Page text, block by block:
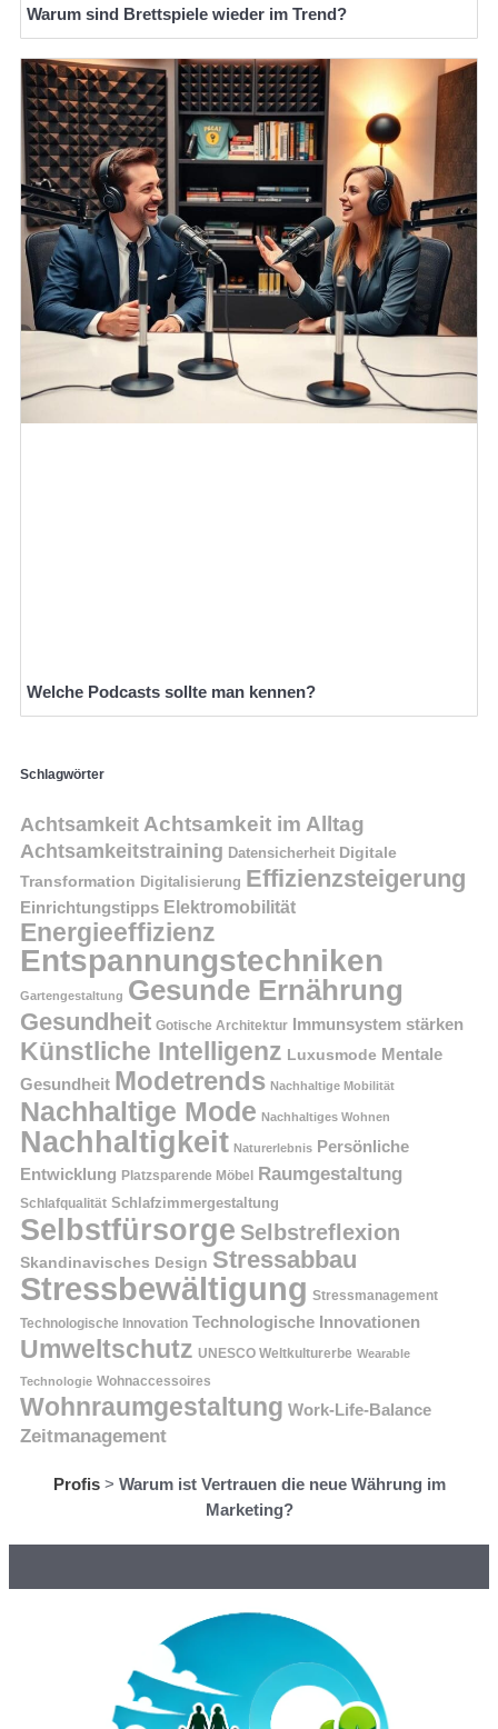
Warum sind Brettspiele wieder im Trend?
Welche Podcasts sollte man kennen?
Schlagwörter
Achtsamkeit Achtsamkeit im Alltag
Achtsamkeitstraining Datensicherheit Digitale
Transformation Digitalisierung Effizienzsteigerung
Einrichtungstipps Elektromobilität
Energieeffizienz
Entspannungstechniken
Gartengestaltung Gesunde Ernährung
Gesundheit Gotische Architektur Immunsystem stärken
Künstliche Intelligenz Luxusmode Mentale
Gesundheit Modetrends Nachhaltige Mobilität
Nachhaltige Mode Nachhaltiges Wohnen
Nachhaltigkeit Naturerlebnis Persönliche
Entwicklung Platzsparende Möbel Raumgestaltung
Schlafqualität Schlafzimmergestaltung
Selbstfürsorge Selbstreflexion
Skandinavisches Design Stressabbau
Stressbewältigung Stressmanagement
Technologische Innovation Technologische Innovationen
Umweltschutz UNESCO Weltkulturerbe Wearable
Technologie Wohnaccessoires
Wohnraumgestaltung Work-Life-Balance
Zeitmanagement
Profis> Warum ist Vertrauen die neue Währung im
Marketing?